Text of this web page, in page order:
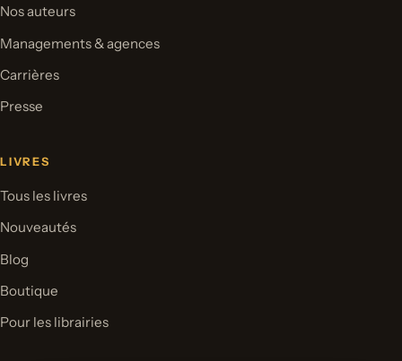
Nos auteurs
Managements & agences
Carrières
Presse
LIVRES
Tous les livres
Nouveautés
Blog
Boutique
Pour les librairies